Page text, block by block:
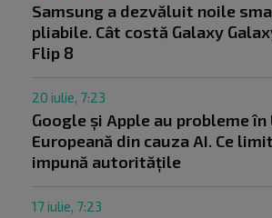
Samsung a dezvăluit noile
pliabile. Cât costă Galaxy
Flip 8
20 iulie, 7:23
Google și Apple au probleme în
Europeană din cauza AI. Ce
impună autoritățile
17 iulie, 7:23